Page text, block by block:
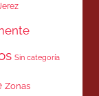
Jerez
Sin categoría
Zonas